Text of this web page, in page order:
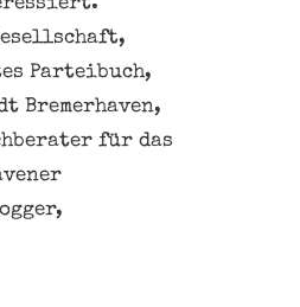
Parteibuch,
Bremerhaven,
für das